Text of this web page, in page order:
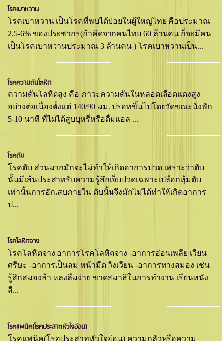
โรคเบาหวาน
โรคเบาหวาน เป็นโรคที่พบได้บ่อยในผู้ใหญ่ไทย คือประมาณ
2.5-6% ของประชากร(ถ้าคิดจากคนไทย 60 ล้านคน ก็จะมีคน
เป็นโรคเบาหวานประมาณ 3 ล้านคน ) โรคเบาหวานเป็น...
โรคความดันโลหิต
ความดันโลหิตสูง คือ ภาวะความดันในหลอดเลือดแดงสูง
อย่างต่อเนื่องตั้งแต่ 140/90 มม. ปรอทขึ้นไปโดยวัดขณะนั่งพัก
5-10 นาที ที่ไม่ได้สูบบุหรี่หรือดื่มแอล ...
โรคตับ
โรคตับ ส่วนมากมักจะไม่ทำให้เกิดอาการปวด เพราะว่าตับ
นั้นมีเส้นประสาทรับความรู้สึกเจ็บปวดเฉพาะเปลือกหุ้มตับ
เท่านั้นการอักเสบภายใน ตับนั้นจึงมักไม่ได้ทำให้เกิดอาการ
ป...
โรคโลหิตจาง
โรคโลหิตจาง อาการโรคโลหิตจาง -อาการอ่อนเพลีย เวียน
ศรีษะ -อาการเป็นลม หน้ามืด วิงเวียน -อาการทางสมอง เช่น
รู้สึกสมองล้า หลงลืมง่าย ขาดสมาธิในการทำงาน เรียนหนัง
สื...
โรคแพนิค(โรคประสาทหัวใจอ่อน)
โรคแพนิค(โรคประสาทหัวใจอ่อน) ความกลัวหรือความ